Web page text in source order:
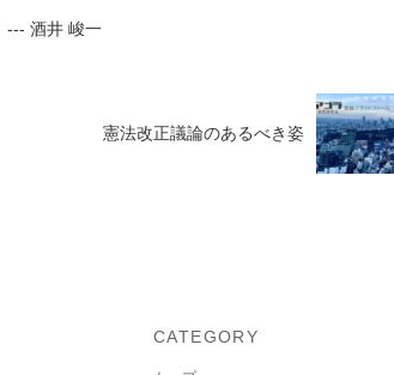
--- 酒井 峻一
憲法改正議論のあるべき姿
CATEGORY